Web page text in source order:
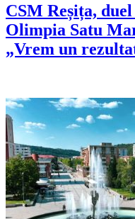
CSM Reșița,
Olimpia Satu
„Vrem un